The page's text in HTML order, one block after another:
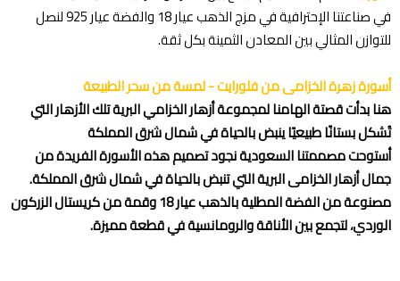
اطلب المنتج
في صناعتنا الإحترافية في مزج الذهب عيار 18 والفضة عيار 925 لنصل
للتوازن المثالي بين المعادن الثمينة بكل ثقة.
أسورة زهرة الخزامى من فلورايت - لمسة من سحر الطبيعة
هنا بدأت قصتة الهامنا لمجموعة أزهار الخزامي البرية تلك الأزهار التي
تُشكل بستانًا طبيعيًا ينبض بالحياة في شمال شرق المملكة
أستوحت مصممتنا السعودية نجود تصميم هذه الأسورة الفريدة من
جمال أزهار الخزامى البرية التي تنبض بالحياة في شمال شرق المملكة.
مصنوعة من الفضة المطلية بالذهب عيار 18 وقمة من كريستال الزركون
الوردي، لتجمع بين الأناقة والرومانسية في قطعة مميزة.